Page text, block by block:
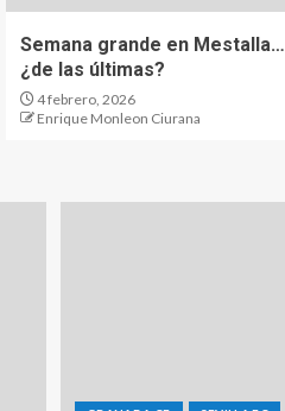
Semana grande en Mestalla…
¿de las últimas?
4 febrero, 2026
Enrique Monleon Ciurana